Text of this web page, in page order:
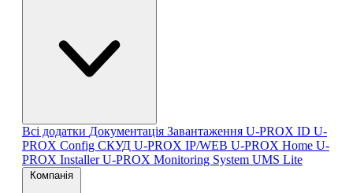
Всі додатки Документація Завантаження U-PROX ID U-
PROX Config СКУД U-PROX IP/WEB U-PROX Home U-
PROX InstallerU-PROX Monitoring System UMS Lite
Компанія